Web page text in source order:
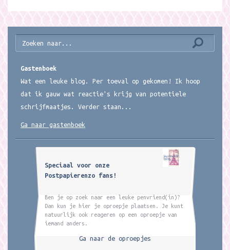
Gastenboek
Wat een leuke blog. Per toeval op gekomen! Ik hoop
dat ik gauw wat reactie's krijg van potentiele
schrijfmaatjes. Verder staan...
Ga naar gastenboek
Speciaal voor onze
Postpapierenzo fans!
Ben je op zoek naar een leuke penvriend(in)?
Dan kun je hier je oproepje plaatsen. Je kunt
natuurlijk ook reageren op een oproepje van
iemand anders.
Ga naar de oproepjes